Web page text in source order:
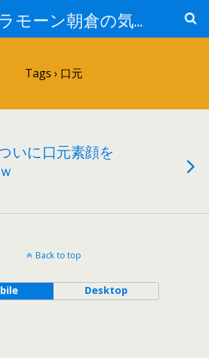
速報！ラモーン朝倉の気になるトレンド！
Tags › 口元
いに口元素顔を
Back to top
Desktop